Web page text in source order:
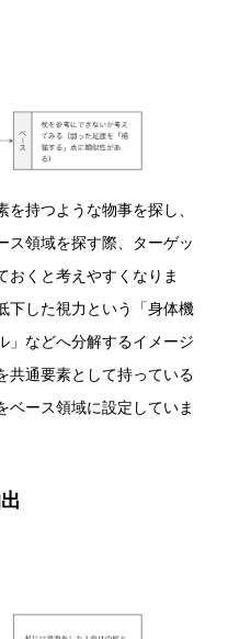
持つような物事を探し、
ス領域を探す際、ターゲッ
おくと考えやすくなりま
下した視力という「身体機
」などへ分解するイメージ
共通要素として持っている
ベース領域に設定していま